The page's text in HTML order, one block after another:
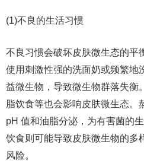
(1)不良的生活习惯
不良习惯会破坏皮肤微生态的平
使用刺激性强的洗面奶或频繁地
益微生物，导致微生物群落失衡
脂饮食等也会影响皮肤微生态。
pH 值和油脂分泌，为有害菌的
饮食则可能导致皮肤微生物的多
风险。